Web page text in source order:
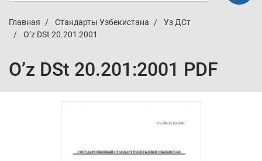
Главная Стандарты Узбекистана
Уз ДСт
O’z DSt 20.201:2001
O’z DSt 20.201:2001 PDF